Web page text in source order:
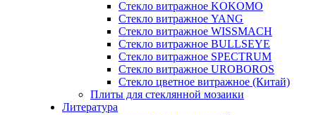
Стекло витражное KOKOMO
Стекло витражное YANG
Стекло витражное WISSMACH
Стекло витражное BULLSEYE
Стекло витражное SPECTRUM
Стекло витражное UROBOROS
Стекло цветное витражное (Китай)
Плиты для стеклянной мозаики
Литература